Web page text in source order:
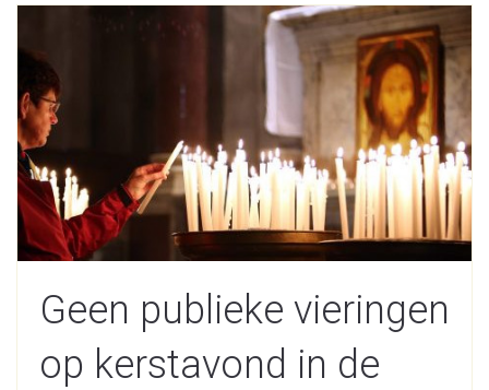
Geen publieke vieringen
op kerstavond in de